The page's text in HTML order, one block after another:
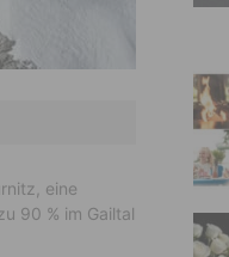
eine
90 % im Gailtal